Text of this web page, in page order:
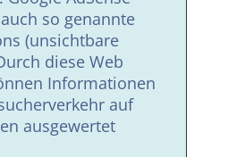
so genannte
(unsichtbare
diese Web
Informationen
auf
ausgewertet